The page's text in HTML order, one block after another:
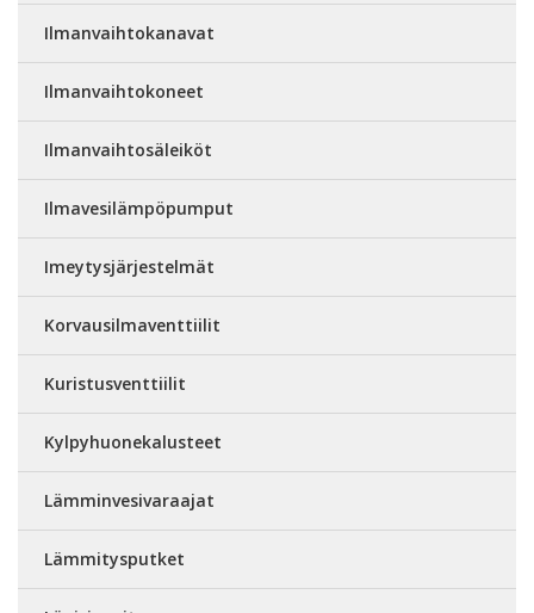
Ilmanvaihtokanavat
Ilmanvaihtokoneet
Ilmanvaihtosäleiköt
Ilmavesilämpöpumput
Imeytysjärjestelmät
Korvausilmaventtiilit
Kuristusventtiilit
Kylpyhuonekalusteet
Lämminvesivaraajat
Lämmitysputket